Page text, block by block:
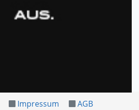
Impressum AGB